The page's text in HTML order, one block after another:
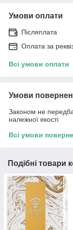
Умови оплати
Післяплата
Оплата за
Всі умови оплати
Умови
Законом не
належної якості
Всі умови
Подібні товари